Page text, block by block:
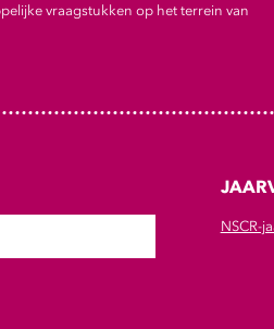
vraagstukken op het terrein van
NSCR-